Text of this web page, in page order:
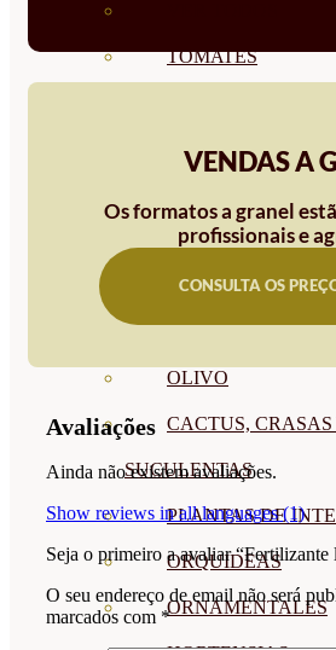
TOMATES
CÍTRICOS
CÉSPED
BONSAI
CONÍFERAS Y
OLIVO
CACTUS, CRASAS
SUCULENTAS
PLANTAS DE
ORQUIDEAS
ORNAMENTALES
VENDAS A
Os formatos a granel
profissionais e
CONSULTA OS
Avaliações
Ainda não existem avaliações.
Show reviews in all languages (1)
Seja o primeiro a avaliar
O seu endereço de email não será
marcados com *